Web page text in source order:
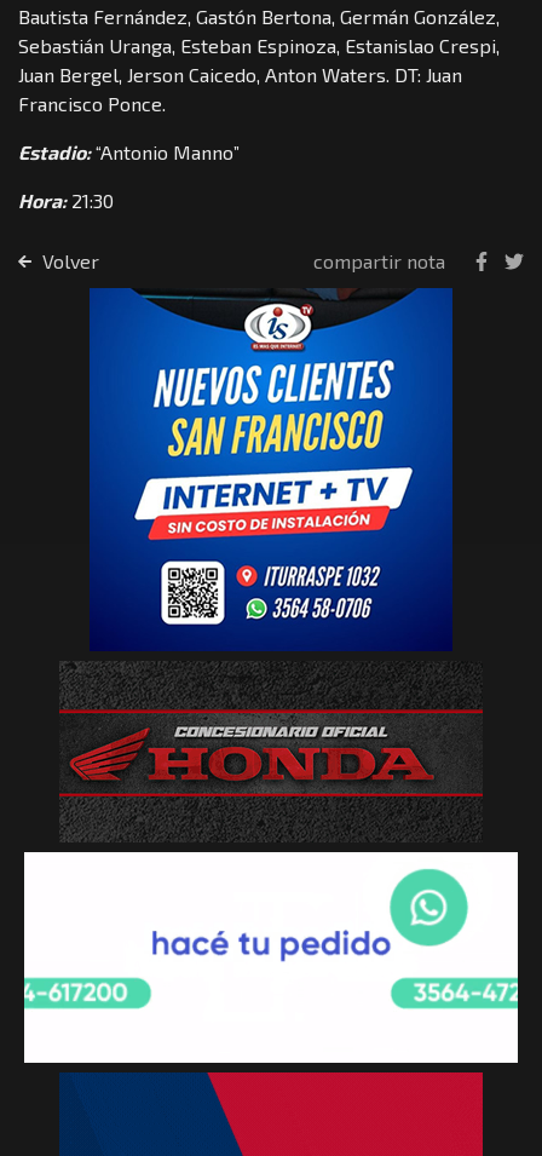
Bautista Fernández, Gastón Bertona, Germán González,
Sebastián Uranga, Esteban Espinoza, Estanislao Crespi,
Juan Bergel, Jerson Caicedo, Anton Waters. DT: Juan
Francisco Ponce.
Estadio:“Antonio Manno”
Hora:21:30
Volver compartir nota